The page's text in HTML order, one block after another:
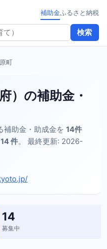
検索
補助金ふるさと納税
町
）の補助金・
補助金・助成金を 14件
14 件。 最終更新: 2026-
14
募集中